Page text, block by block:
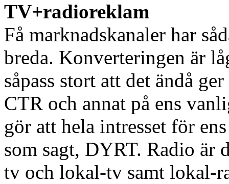
TV+radioreklam
Få marknadskanaler har
breda. Konverteringen är
såpass stort att det ändå
CTR och annat på ens
gör att hela intresset för
som sagt, DYRT. Radio är
tv och lokal-tv samt lokal-